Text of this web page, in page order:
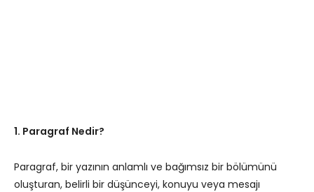
1. Paragraf Nedir?
Paragraf, bir yazının anlamlı ve bağımsız bir bölümünü
oluşturan, belirli bir düşünceyi, konuyu veya mesajı